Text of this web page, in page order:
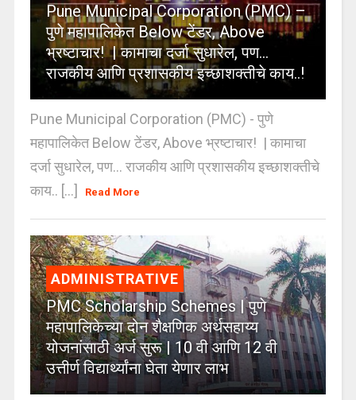
Pune Municipal Corporation (PMC) –
पुणे महापालिकेत Below टेंडर, Above
भ्रष्टाचार! | कामाचा दर्जा सुधारेल, पण…
राजकीय आणि प्रशासकीय इच्छाशक्तीचे काय..!
Pune Municipal Corporation (PMC) - पुणे
महापालिकेत Below टेंडर, Above भ्रष्टाचार! | कामाचा
दर्जा सुधारेल, पण… राजकीय आणि प्रशासकीय इच्छाशक्तीचे
काय.. [...]
Read More
ADMINISTRATIVE
PMC Scholarship Schemes | पुणे
महापालिकेच्या दोन शैक्षणिक अर्थसहाय्य
योजनांसाठी अर्ज सुरू | 10 वी आणि 12 वी
उत्तीर्ण विद्यार्थ्यांना घेता येणार लाभ